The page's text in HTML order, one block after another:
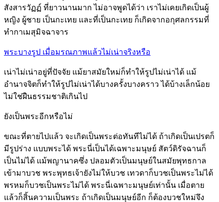
สังสารวัฏฏ์ ที่ยาวนานมาก ไม่อาจพูดได้ว่า เราไม่เคยเกิดเป็นผู้
หญิง ผู้ชาย เป็นกะเทย และที่เป็นกะเทย ก็เกิดจากอกุศลกรรมที่
ทำกาเมสุมิจฉาจาร
พระบางรูป เมื่อมรณภาพแล้วไม่เน่าจริงหรือ
เน่าไม่เน่าอยู่ที่ปัจจัย แม้ยาสมัยใหม่ก็ทำให้รูปไม่เน่าได้ แม้
อำนาจจิตก็ทำให้รูปไม่เน่าได้บางครั้งบางคราว ได้บ้างเล็กน้อย
ไม่ใช่ฝืนธรรมชาติเกินไป
ยังเป็นพระอีกหรือไม่
ขณะที่ตายไปแล้ว จะเกิดเป็นพระต่อทันทีไม่ได้ ถ้าเกิดเป็นเปรตก็
มีรูปร่าง แบบพระได้ พระนี่เป็นได้เฉพาะมนุษย์ สัตว์ดิรัจฉานก็
เป็นไม่ได้ แม้พญานาคซึ่ง ปลอมตัวเป็นมนุษย์ในสมัยพุทธกาล
เข้ามาบวช พระพุทธเจ้ายังไม่ให้บวช เทวดาก็บวชเป็นพระไม่ได้
พรหมก็บวชเป็นพระไม่ได้ พระนี่เฉพาะมนุษย์เท่านั้น เมื่อตาย
แล้วก็สิ้นความเป็นพระ ถ้าเกิดเป็นมนุษย์อีก ก็ต้องบวชใหม่จึง